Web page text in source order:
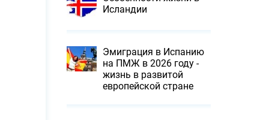
Исландии
Эмиграция в Испанию
на ПМЖ в 2026 году -
жизнь в развитой
европейской стране